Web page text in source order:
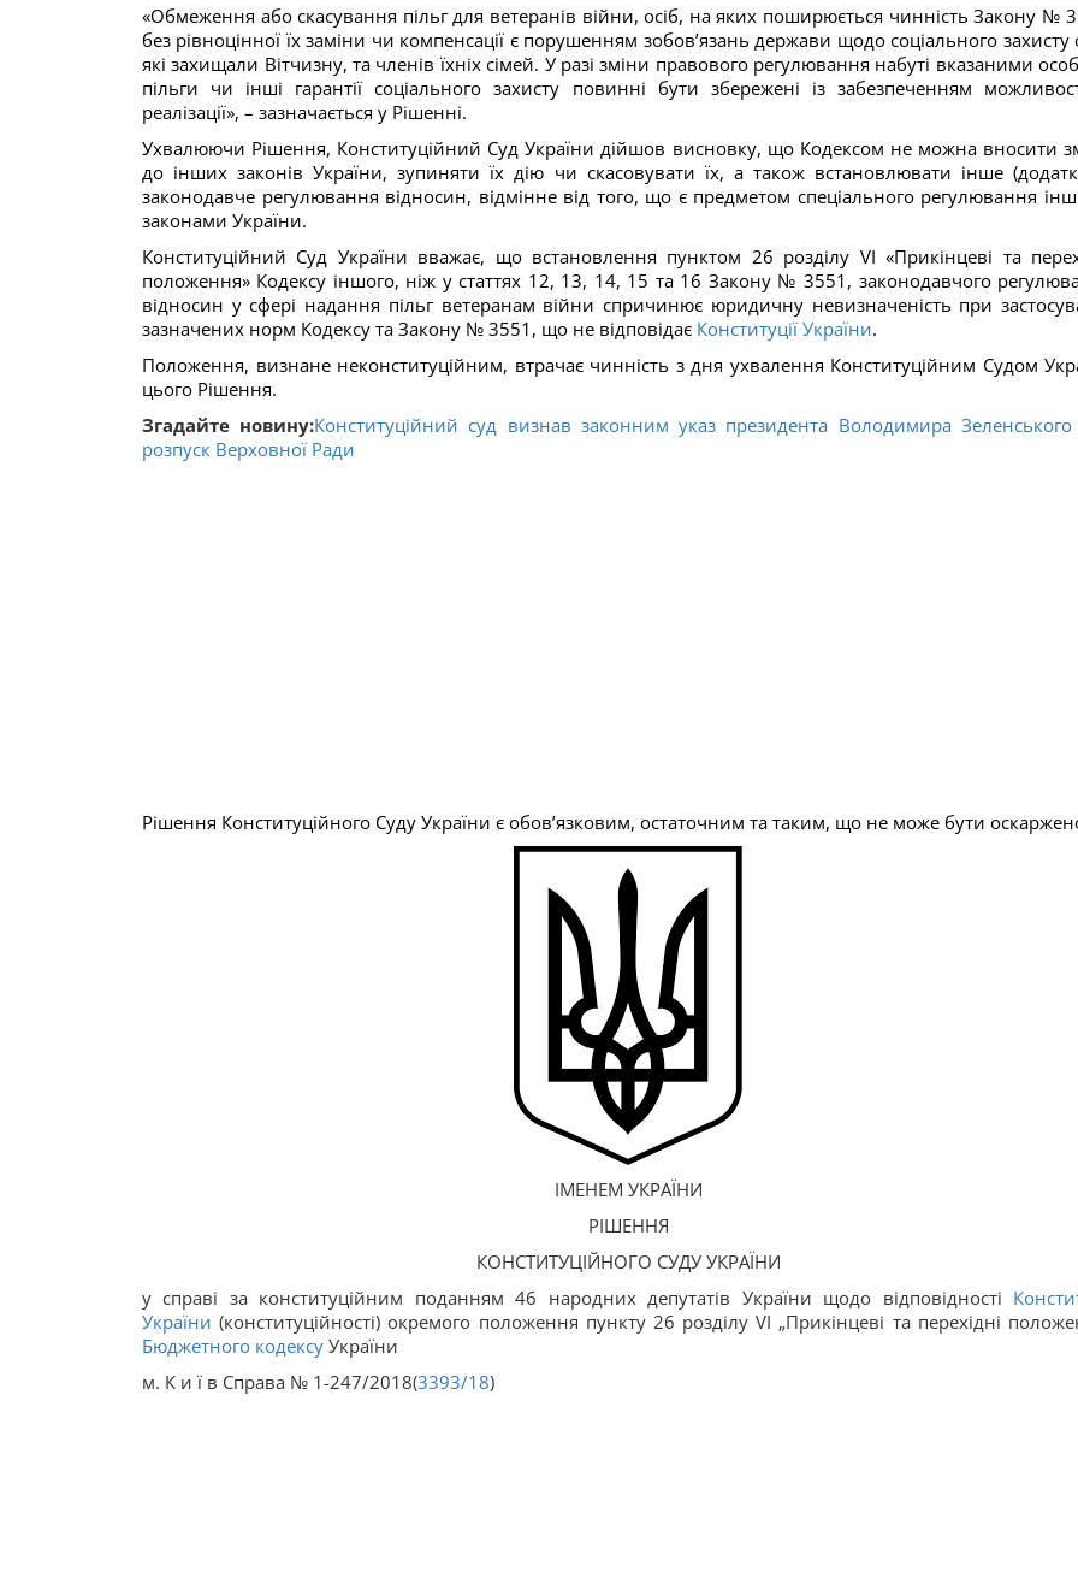
«Обмеження або скасування пільг для ветеранів війни, осіб, на яких поширюється чинність Закону №
без рівноцінної їх заміни чи компенсації є порушенням зобов’язань держави щодо соціального захисту
які захищали Вітчизну, та членів їхніх сімей. У разі зміни правового регулювання набуті вказаними
пільги чи інші гарантії соціального захисту повинні бути збережені із забезпеченням
реалізації», – зазначається у Рішенні.
Ухвалюючи Рішення, Конституційний Суд України дійшов висновку, що Кодексом не можна вносити
до інших законів України, зупиняти їх дію чи скасовувати їх, а також встановлювати інше
законодавче регулювання відносин, відмінне від того, що є предметом спеціального регулювання
законами України.
Конституційний Суд України вважає, що встановлення пунктом 26 розділу VI «Прикінцеві та
положення» Кодексу іншого, ніж у статтях 12, 13, 14, 15 та 16 Закону № 3551, законодавчого
відносин у сфері надання пільг ветеранам війни спричинює юридичну невизначеність при
зазначених норм Кодексу та Закону № 3551, що не відповідає Конституції України.
Положення, визнане неконституційним, втрачає чинність з дня ухвалення Конституційним Судом
цього Рішення.
Згадайте новину:Конституційний суд визнав законним указ президента Володимира
розпуск Верховної Ради
Рішення Конституційного Суду України є обов’язковим, остаточним та таким, що не може бути
ІМЕНЕМ УКРАЇНИ
РІШЕННЯ
КОНСТИТУЦІЙНОГО СУДУ УКРАЇНИ
у справі за конституційним поданням 46 народних депутатів України щодо відповідності
України (конституційності) окремого положення пункту 26 розділу VІ „Прикінцеві та перехідні
Бюджетного кодексу України
м. К и ї в Справа № 1-247/2018(3393/18)